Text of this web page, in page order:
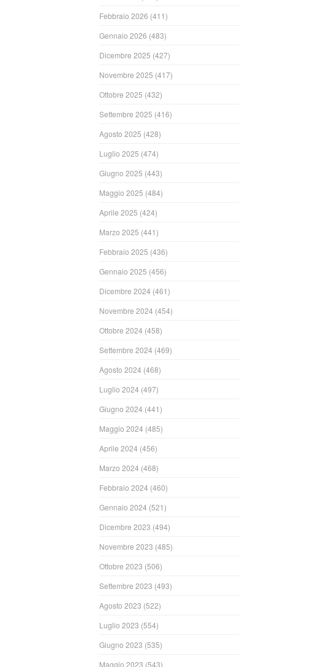
Febbraio 2026 (411)
Gennaio 2026 (483)
Dicembre 2025 (427)
Novembre 2025 (417)
Ottobre 2025 (432)
Settembre 2025 (416)
Agosto 2025 (428)
Luglio 2025 (474)
Giugno 2025 (443)
Maggio 2025 (484)
Aprile 2025 (424)
Marzo 2025 (441)
Febbraio 2025 (436)
Gennaio 2025 (456)
Dicembre 2024 (461)
Novembre 2024 (454)
Ottobre 2024 (458)
Settembre 2024 (469)
Agosto 2024 (468)
Luglio 2024 (497)
Giugno 2024 (441)
Maggio 2024 (485)
Aprile 2024 (456)
Marzo 2024 (468)
Febbraio 2024 (460)
Gennaio 2024 (521)
Dicembre 2023 (494)
Novembre 2023 (485)
Ottobre 2023 (506)
Settembre 2023 (493)
Agosto 2023 (522)
Luglio 2023 (554)
Giugno 2023 (535)
Maggio 2023 (543)